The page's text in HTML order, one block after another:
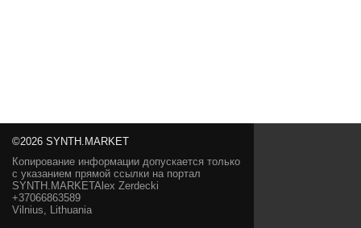
©2026 SYNTH.MARKET
Копирование информации допускается только
с указанием прямой ссылки на портал
SYNTH.MARKETAlex Zerdecki
+37066863589
Vilnius, Lithuania